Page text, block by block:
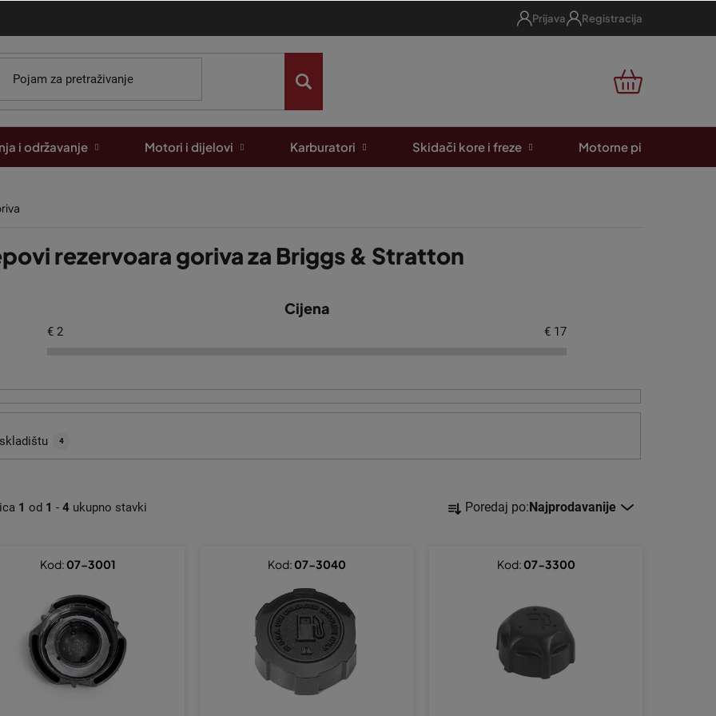
Prijava Registracija
KOŠARICA
i održavanje Motori i dijelovi Karburatori Skidači kore i freze Motorne pile
rezervoara goriva za Briggs & Stratton
1 od 1 - 4 ukupno stavki
S
o Poredaj po:Najprodavanije
Cijena
€ 2 € 17
4
Kod:07-3001 Kod:07-3040 Kod:07-3300